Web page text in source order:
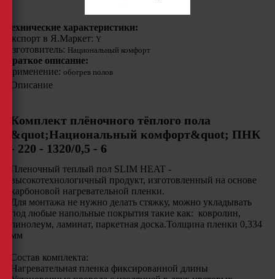
Технические характеристики:
Экспорт в Я.Маркет: Y
Изготовитель: Национальный комфорт
Краткое описание:
Применение: обогрев полов
Описание
Комплект плёночного тёплого пола
&quot;Национальный комфорт&quot; ПНК
- 220 - 1320/0,5 - 6
Пленочный теплый пол SLIM HEAT -
высокотехнологичный продукт, изготовленный на основе
карбоновой нагревательной пленки.
Для монтажа не нужно делать стяжку, можно укладывать
под любые напольные покрытия такие как: ковролин,
линолеум, ламинат, паркетная доска.Толщина пленки 0,334
мм
Состав комплекта:
Нагревательная пленка фиксированной длины